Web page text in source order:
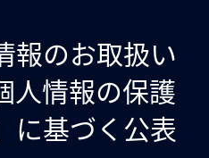
報のお取扱い
人情報の保護
に基づく公表